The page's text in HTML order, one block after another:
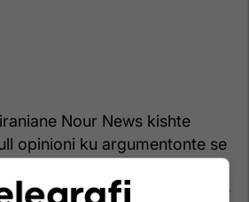
Nour News kishte
opinioni ku argumentonte se
"fitoren" e tij të fundit
më të gjerë politik - duke